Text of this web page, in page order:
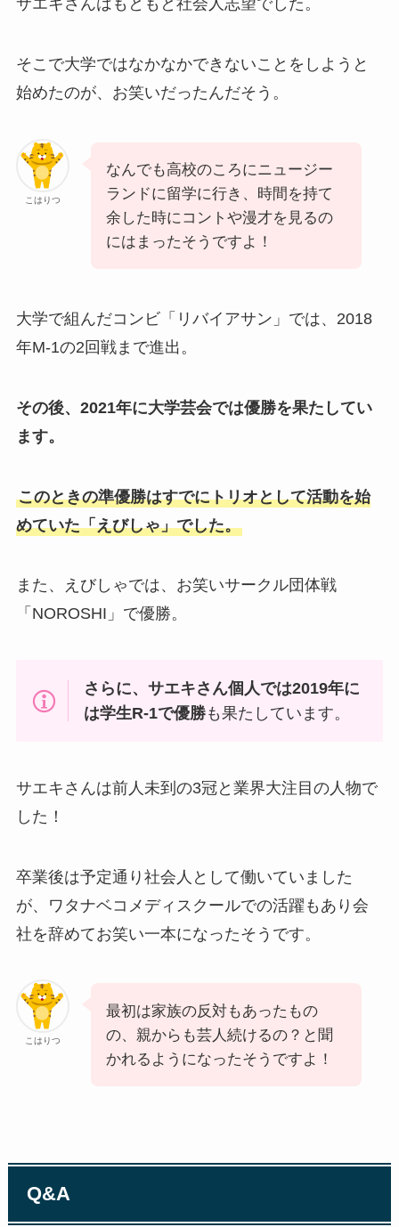
サエキさんはもともと社会人志望でした。
そこで大学ではなかなかできないことをしようと
始めたのが、お笑いだったんだそう。
こはりつ
なんでも高校のころにニュージー
ランドに留学に行き、時間を持て
余した時にコントや漫才を見るの
にはまったそうですよ！
大学で組んだコンビ「リバイアサン」では、2018
年M-1の2回戦まで進出。
その後、2021年に大学芸会では優勝を果たしてい
ます。
このときの準優勝はすでにトリオとして活動を始
めていた「えびしゃ」でした。
また、えびしゃでは、お笑いサークル団体戦
「NOROSHI」で優勝。
さらに、サエキさん個人では2019年に
は学生R-1で優勝も果たしています。
サエキさんは前人未到の3冠と業界大注目の人物で
した！
卒業後は予定通り社会人として働いていました
が、ワタナベコメディスクールでの活躍もあり会
社を辞めてお笑い一本になったそうです。
こはりつ
最初は家族の反対もあったもの
の、親からも芸人続けるの？と聞
かれるようになったそうですよ！
Q&A